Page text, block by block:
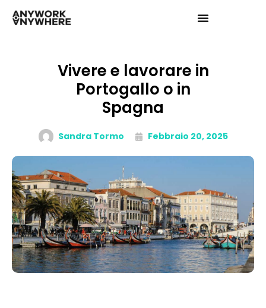
Vivere e lavorare in
Portogallo o in
Spagna
Sandra Tormo Febbraio 20, 2025